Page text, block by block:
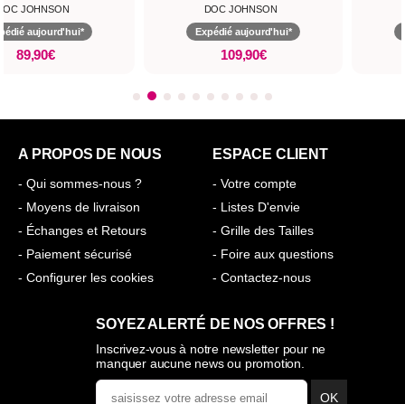
JOHNSON
aujourd'hui*
89,90€
DOC JOHNSON
Expédié aujourd'hui*
109,90€
A PROPOS DE NOUS
- Qui sommes-nous ?
- Moyens de livraison
- Échanges et Retours
- Paiement sécurisé
- Configurer les cookies
ESPACE CLIENT
- Votre compte
- Listes D'envie
- Grille des Tailles
- Foire aux questions
- Contactez-nous
SOYEZ ALERTÉ DE NOS OFFRES !
Inscrivez-vous à notre newsletter pour ne
manquer aucune news ou promotion.
OK